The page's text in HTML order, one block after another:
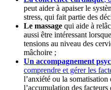
peut aider à apaiser le
stress, qui fait partie des
Le massage qui aide à
aussi être intéressant
tensions au niveau des
mâchoire ;
Un accompagnement
comprendre et gérer les
l’anxiété ou la
l’accumulation des facteurs